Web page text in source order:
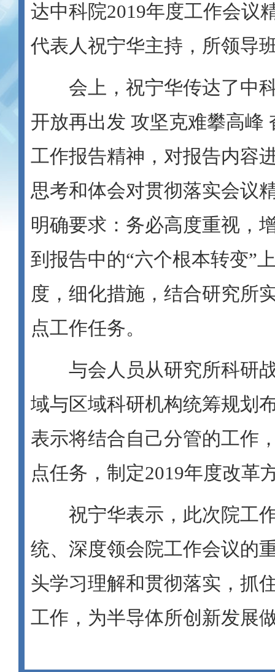
达中科院2019年度工作会议
代表人祝宁华主持，所领导
会上，祝宁华传达了中科
开放再出发 攻坚克难攀高峰
工作报告精神，对报告内容
思考和体会对贯彻落实会议
明确要求：务必高度重视，
到报告中的“六个根本转变”
度，细化措施，结合研究所
点工作任务。
与会人员从研究所科研战
域与区域科研机构统筹规划
表示将结合自己分管的工作
点任务，制定2019年度改革
祝宁华表示，此次院工作
统、深度领会院工作会议的
头学习理解和贯彻落实，抓
工作，为半导体所创新发展